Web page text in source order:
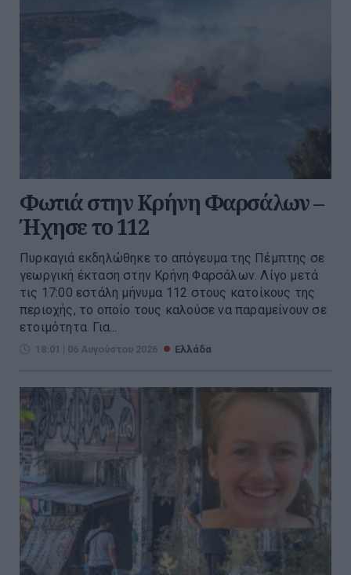
Φωτιά στην Κρήνη Φαρσάλων –
Ήχησε το 112
Πυρκαγιά εκδηλώθηκε το απόγευμα της Πέμπτης σε
γεωργική έκταση στην Κρήνη Φαρσάλων. Λίγο μετά
τις 17:00 εστάλη μήνυμα 112 στους κατοίκους της
περιοχής, το οποίο τους καλούσε να παραμείνουν σε
ετοιμότητα. Για...
18:01 | 06 Αυγούστου 2026 Ελλάδα